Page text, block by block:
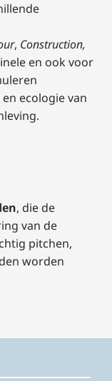
, Construction,
en ook voor
ecologie van
, die de
van de
pitchen,
worden